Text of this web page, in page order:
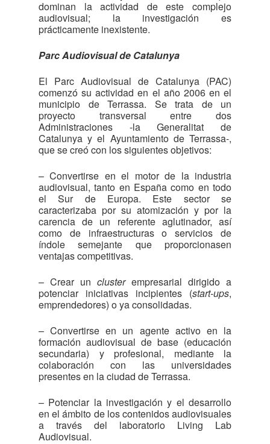
dominan la actividad de este complejo
audiovisual; la investigación es
prácticamente inexistente.
Parc Audiovisual de Catalunya
El Parc Audiovisual de Catalunya (PAC)
comenzó su actividad en el año 2006 en el
municipio de Terrassa. Se trata de un
proyecto transversal entre dos
Administraciones -la Generalitat de
Catalunya y el Ayuntamiento de Terrassa-,
que se creó con los siguientes objetivos:
– Convertirse en el motor de la industria
audiovisual, tanto en España como en todo
el Sur de Europa. Este sector se
caracterizaba por su atomización y por la
carencia de un referente aglutinador, así
como de infraestructuras o servicios de
índole semejante que proporcionasen
ventajas competitivas.
– Crear un cluster empresarial dirigido a
potenciar iniciativas incipientes (start-ups,
emprendedores) o ya consolidadas.
– Convertirse en un agente activo en la
formación audiovisual de base (educación
secundaria) y profesional, mediante la
colaboración con las universidades
presentes en la ciudad de Terrassa.
– Potenciar la investigación y el desarrollo
en el ámbito de los contenidos audiovisuales
a través del laboratorio Living Lab
Audiovisual.